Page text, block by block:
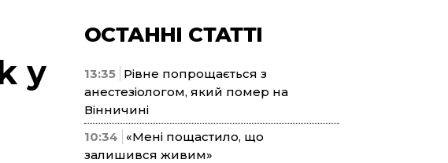
у
ОСТАННІ СТАТТІ
13:35 Рівне попрощається з
анестезіологом, який помер на
Вінничині
10:34
«Мені пощастило, що
залишився живим»